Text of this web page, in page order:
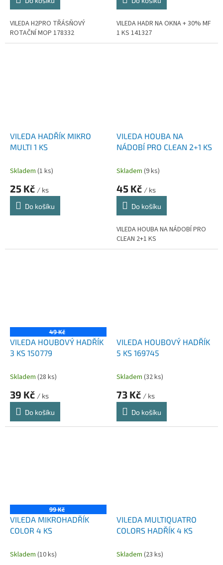
VILEDA H2PRO TŘÁSŇOVÝ
ROTAČNÍ MOP 178332
VILEDA HADR NA OKNA + 30% MF
1 KS 141327
VILEDA HADŘÍK MIKRO
MULTI 1 KS
Skladem (1 ks)
25 Kč / ks
Do košíku
VILEDA HOUBA NA
NÁDOBÍ PRO CLEAN 2+1 KS
Skladem (9 ks)
45 Kč / ks
Do košíku
VILEDA HOUBA NA NÁDOBÍ PRO
CLEAN 2+1 KS
49 Kč
VILEDA HOUBOVÝ HADŘÍK
3 KS 150779
Skladem (28 ks)
39 Kč / ks
Do košíku
VILEDA HOUBOVÝ HADŘÍK
5 KS 169745
Skladem (32 ks)
73 Kč / ks
Do košíku
99 Kč
VILEDA MIKROHADŘÍK
COLOR 4 KS
Skladem (10 ks)
VILEDA MULTIQUATRO
COLORS HADŘÍK 4 KS
Skladem (23 ks)